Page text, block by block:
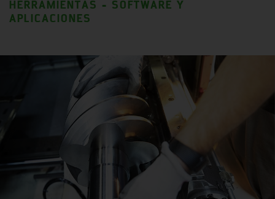
HERRAMIENTAS - SOFTWARE Y
APLICACIONES